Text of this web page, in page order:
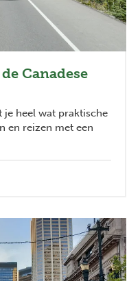
Canadese
heel wat praktische
en reizen met een